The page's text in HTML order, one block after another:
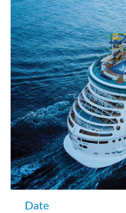
Extérieure
Cabine intérieure
Intérieure
Date